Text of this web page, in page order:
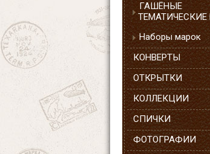
ГАШЁНЫЕ
Наборы марок
КОНВЕРТЫ
ОТКРЫТКИ
КОЛЛЕКЦИИ
СПИЧКИ
ФОТОГРАФИИ